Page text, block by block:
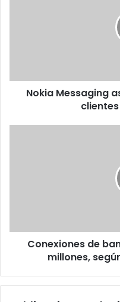
clientes
Nokia Messaging
según
Conexiones de
millones,